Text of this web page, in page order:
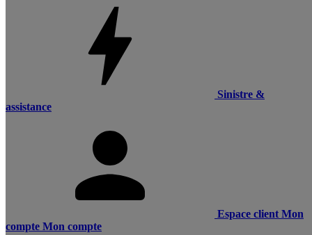
Sinistre &
assistance
Espace client Mon
compte Mon compte